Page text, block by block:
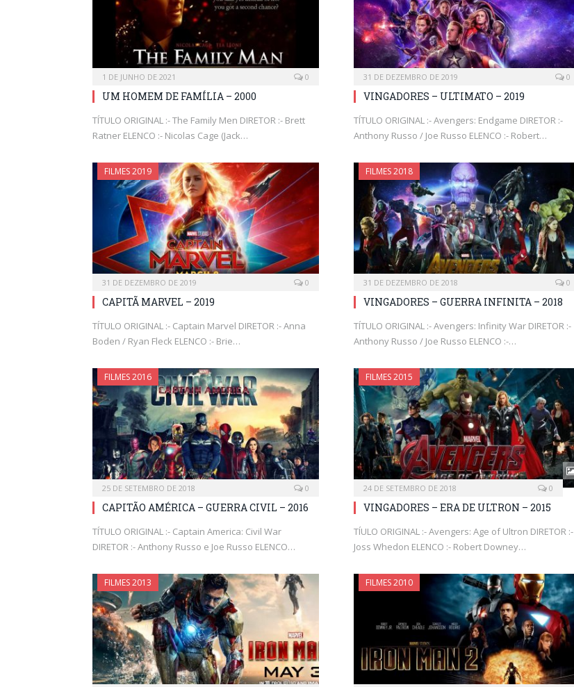
1 DE JUNHO DE 2021 0
UM HOMEM DE FAMÍLIA – 2000
TÍTULO ORIGINAL :- The Family Men DIRETOR :- Brett
Ratner ELENCO :- Nicolas Cage (Jack…
31 DE DEZEMBRO DE 2019 0
VINGADORES – ULTIMATO – 2019
TÍTULO ORIGINAL :- Avengers: Endgame DIRETOR :-
Anthony Russo / Joe Russo ELENCO :- Robert…
FILMES 2019
31 DE DEZEMBRO DE 2019 0
CAPITÃ MARVEL – 2019
TÍTULO ORIGINAL :- Captain Marvel DIRETOR :- Anna
Boden / Ryan Fleck ELENCO :- Brie…
FILMES 2018
31 DE DEZEMBRO DE 2018 0
VINGADORES – GUERRA INFINITA – 2018
TÍTULO ORIGINAL :- Avengers: Infinity War DIRETOR :-
Anthony Russo / Joe Russo ELENCO :-…
FILMES 2016
25 DE SETEMBRO DE 2018 0
CAPITÃO AMÉRICA – GUERRA CIVIL – 2016
TÍTULO ORIGINAL :- Captain America: Civil War
DIRETOR :- Anthony Russo e Joe Russo ELENCO…
FILMES 2015
24 DE SETEMBRO DE 2018 0
VINGADORES – ERA DE ULTRON – 2015
TÍULO ORIGINAL :- Avengers: Age of Ultron DIRETOR :-
Joss Whedon ELENCO :- Robert Downey…
FILMES 2013 FILMES 2010